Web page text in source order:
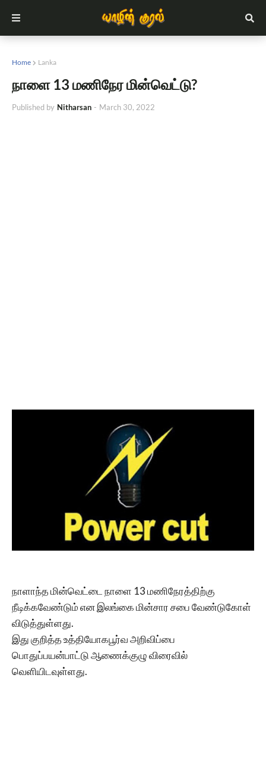
Home Lanka
நாளை 13 மணிநேர மின்வெட்டு?
Published by Nitharsan - March 30, 2022
நாளாந்த மின்வெட்டை நாளை 13 மணிநேரத்திற்கு
நீடிக்கவேண்டும் என இலங்கை மின்சார சபை வேண்டுகோள்
விடுத்துள்ளது.
இது குறித்த உத்தியோகபூர்வ அறிவிப்பை
பொதுப்பயன்பாட்டு ஆணைக்குழு விரைவில்
வெளியிடவுள்ளது.